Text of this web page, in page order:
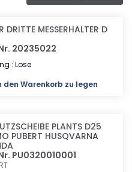
DRITTE MESSERHALTER D
20235022
: Lose
den Warenkorb zu legen
PLANTS D25
PUBERT HUSQVARNA
PU0320010001